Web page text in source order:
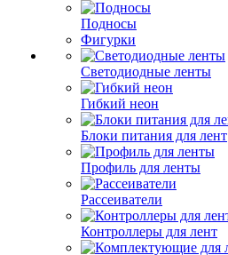
Подносы
Фигурки
Светодиодные ленты
Гибкий неон
Блоки питания для лент
Профиль для ленты
Рассеиватели
Контроллеры для лент